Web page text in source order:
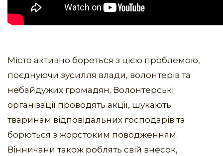
Місто активно бореться з цією проблемою,
поєднуючи зусилля влади, волонтерів та
небайдужих громадян. Волонтерські
організації проводять акції, шукають
тваринам відповідальних господарів та
борються з жорстоким поводженням.
Вінничани також роблять свій внесок,